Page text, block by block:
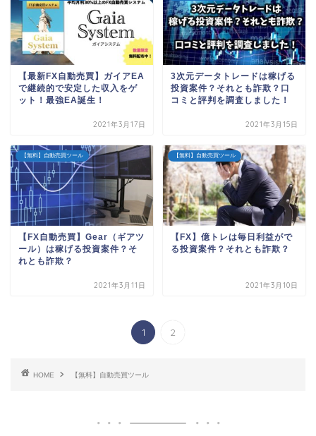
【最新FX自動売買】ガイアEA
で継続的で安定した収入をゲ
ット！最強EA誕生！
2021年3月17日
3次元データトレードは稼げる
投資案件？それとも詐欺？口
コミと評判を調査しました！
2021年3月15日
【無料】自動売買ツール
【FX自動売買】Gear（ギアツ
ール）は稼げる投資案件？そ
れとも詐欺？
2021年3月11日
【無料】自動売買ツール
【FX】億トレは毎日利益がで
る投資案件？それとも詐欺？
2021年3月10日
1 2
HOME 【無料】自動売買ツール